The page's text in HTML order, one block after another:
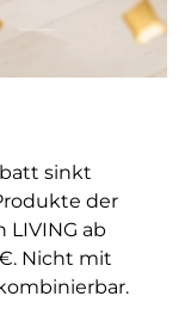
53 von 5
laden 4 von 5
Folie laden 5
sinkt
der
LIVING ab
Nicht mit